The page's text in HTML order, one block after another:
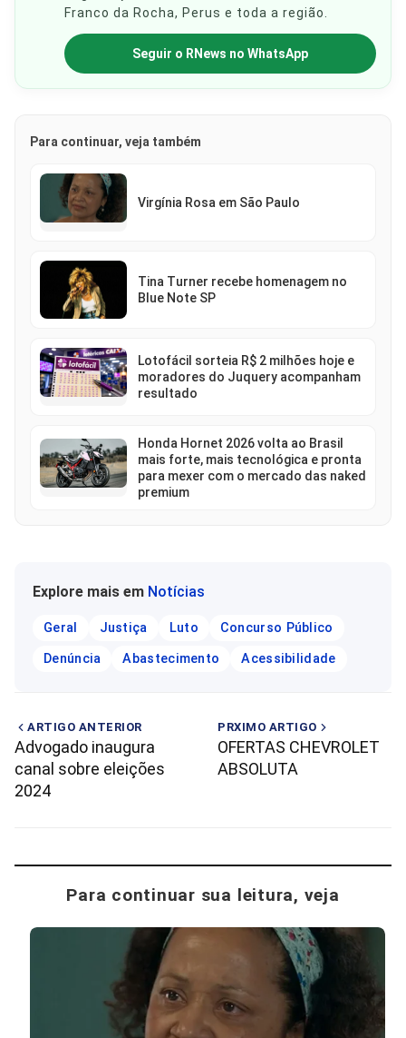
Franco da Rocha, Perus e toda a região.
Seguir o RNews no WhatsApp
Para continuar, veja também
Virgínia Rosa em São Paulo
Tina Turner recebe homenagem no
Blue Note SP
Lotofácil sorteia R$ 2 milhões hoje e
moradores do Juquery acompanham
resultado
Honda Hornet 2026 volta ao Brasil
mais forte, mais tecnológica e pronta
para mexer com o mercado das naked
premium
Explore mais em Notícias
Geral Justiça Luto
Concurso Público
Denúncia
Abastecimento Acessibilidade
ARTIGO ANTERIOR
Advogado inaugura
canal sobre eleições
2024
PRXIMO ARTIGO
OFERTAS CHEVROLET
ABSOLUTA
Para continuar sua leitura, veja